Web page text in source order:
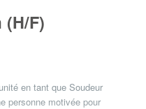
F)
en tant que Soudeur
personne motivée pour